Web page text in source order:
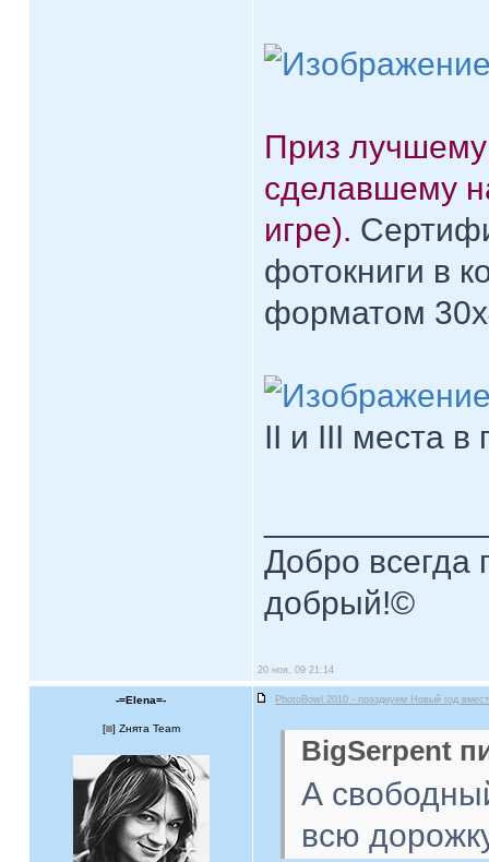
Приз
сделавшему
игре).
фотокниги в
форматом
II и III места в
Добро всегда
добрый!©
20 ноя, 09 21:14
-=Elena=- PhotoBowl 2010 - празднуем Новый год
[ ] Zнята Team
BigSerpent
А
всю